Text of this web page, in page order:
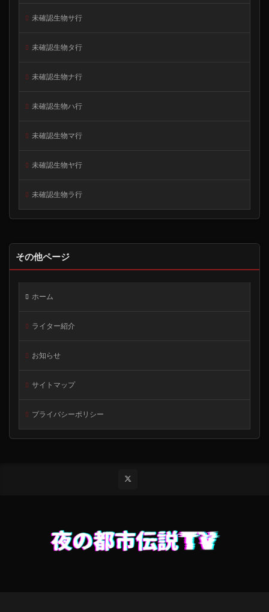
未確認生物サ行
未確認生物タ行
未確認生物ナ行
未確認生物ハ行
未確認生物マ行
未確認生物ヤ行
未確認生物ラ行
その他ページ
ホーム
ライター紹介
お知らせ
サイトマップ
プライバシーポリシー